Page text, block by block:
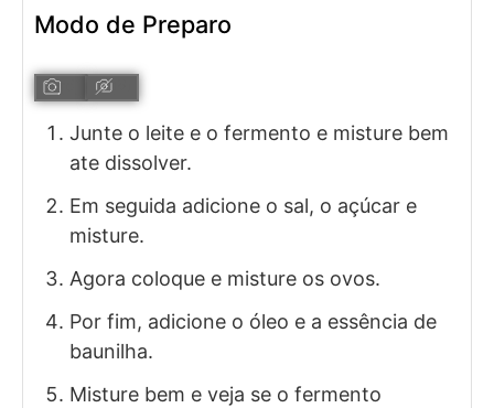
Modo de Preparo
Junte o leite e o fermento e misture bem
ate dissolver.
Em seguida adicione o sal, o açúcar e
misture.
Agora coloque e misture os ovos.
Por fim, adicione o óleo e a essência de
baunilha.
Misture bem e veja se o fermento